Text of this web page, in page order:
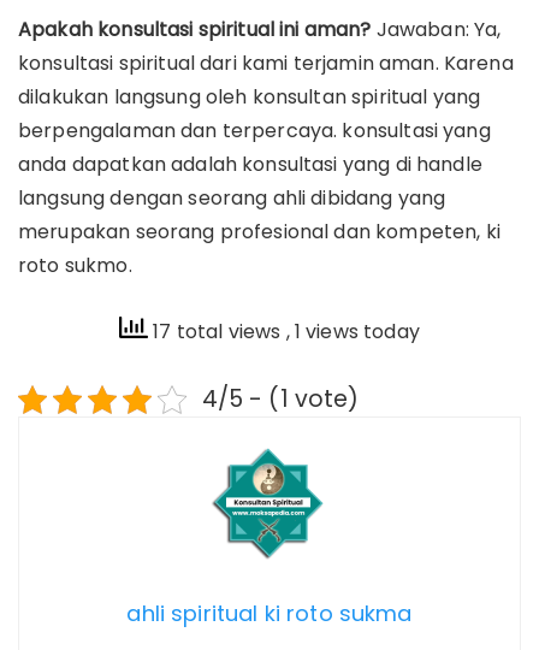
Apakah konsultasi spiritual ini aman? Jawaban: Ya,
konsultasi spiritual dari kami terjamin aman. Karena
dilakukan langsung oleh konsultan spiritual yang
berpengalaman dan terpercaya. konsultasi yang
anda dapatkan adalah konsultasi yang di handle
langsung dengan seorang ahli dibidang yang
merupakan seorang profesional dan kompeten, ki
roto sukmo.
17 total views , 1 views today
4/5 - (1 vote)
ahli spiritual ki roto sukma